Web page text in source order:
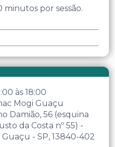
minutos por sessão.
às 18:00
Mogi Guaçu
Damião, 56 (esquina
da Costa nº 55) -
- SP, 13840-402